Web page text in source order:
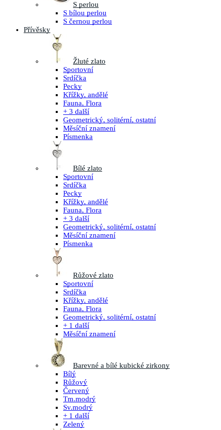
S perlou
S bílou perlou
S černou perlou
Přívěsky
Žluté zlato
Sportovní
Srdíčka
Pecky
Křížky, andělé
Fauna, Flora
+ 3 další
Geometrický, solitérní, ostatní
Měsíční znamení
Písmenka
Bílé zlato
Sportovní
Srdíčka
Pecky
Křížky, andělé
Fauna, Flora
+ 3 další
Geometrický, solitérní, ostatní
Měsíční znamení
Písmenka
Růžové zlato
Sportovní
Srdíčka
Křížky, andělé
Fauna, Flora
Geometrický, solitérní, ostatní
+ 1 další
Měsíční znamení
Barevné a bílé kubické zirkony
Bílý
Růžový
Červený
Tm.modrý
Sv.modrý
+ 1 další
Zelený